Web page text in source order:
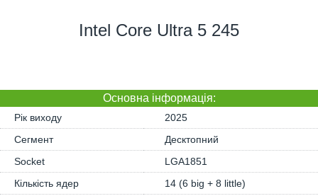
Intel Core Ultra 5 245
Основна iнформація:
Рік виходу
2025
Сегмент
Десктопний
Socket
LGA1851
Кількість ядер
14 (6 big + 8 little)